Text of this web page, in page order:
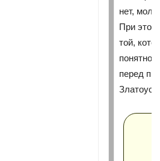
нет,
При этом
той,
перед